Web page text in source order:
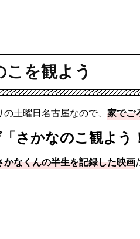
こを観よう
土曜日名古屋なので、 家でご
さかなのこ観よう
かなくんの半生を記録した映画